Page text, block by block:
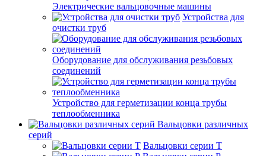
Электрические вальцовочные машины
Устройства для
очистки труб
Оборудование для обслуживания резьбовых
соединений
Устройство для герметизации конца трубы
теплообменника
Вальцовки различных
серий
Вальцовки серии Т